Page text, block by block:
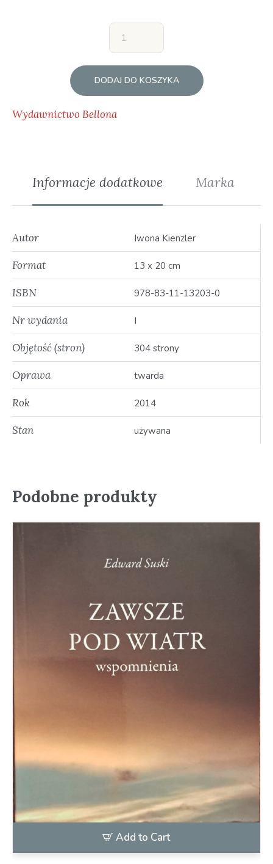
DODAJ DO KOSZYKA
Wydawnictwo Bellona
Informacje dodatkowe Marka
Autor Iwona Kienzler
Format 13 x 20 cm
ISBN 978-83-11-13203-0
Nr wydania I
Objętość (stron) 304 strony
Oprawa twarda
Rok 2014
Stan używana
Podobne produkty
Add to Cart